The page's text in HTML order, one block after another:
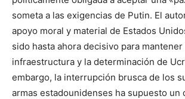
someta a las exigencias de Putin. El
apoyo moral y material de Estados
sido hasta ahora decisivo para mantener
infraestructura y la determinación de
embargo, la interrupción brusca de los
armas estadounidenses ha supuesto un